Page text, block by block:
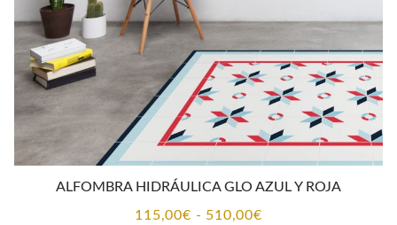
ALFOMBRA HIDRÁULICA GLO AZUL Y ROJA
115,00€ - 510,00€Rango